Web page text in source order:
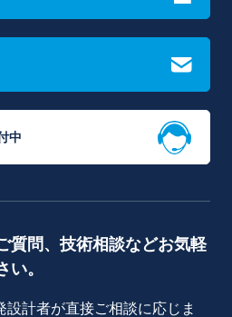
中
質問、技術相談などお気軽
。
計者が直接ご相談に応じま